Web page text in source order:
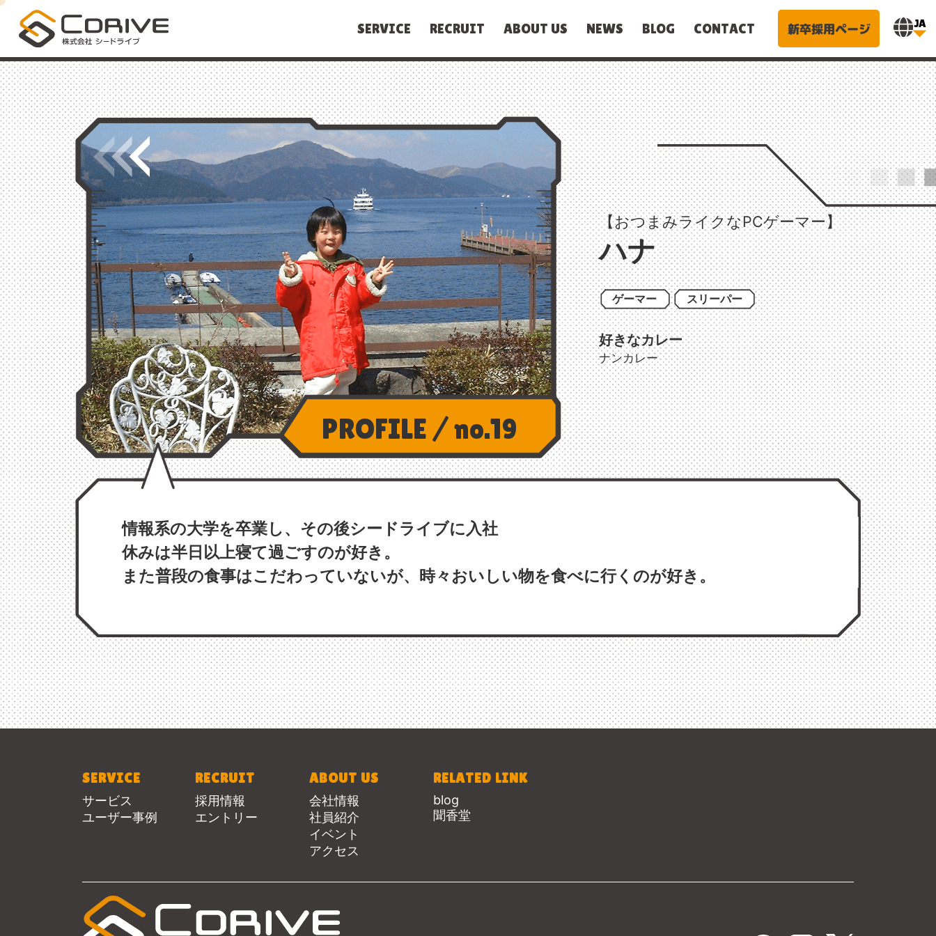
SERVICE RECRUIT ABOUT US NEWS BLOG CONTACT 新卒採用ページ JA
【おつまみライクなPCゲーマー】
ハナ
ゲーマー スリーパー
好きなカレー
ナンカレー
PROFILE / no.19
情報系の大学を卒業し、その後シードライブに入社
休みは半日以上寝て過ごすのが好き。
また普段の食事はこだわっていないが、時々おいしい物を食べに行くのが好き。
SERVICE
サービス
ユーザー事例
RECRUIT
採用情報
エントリー
ABOUT US
会社情報
社員紹介
イベント
アクセス
RELATED LINK
blog
聞香堂